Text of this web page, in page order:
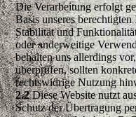
Die Verarbeitung erfolgt
Basis unseres berechtigten
Stabilität und
oder anderweitige
behalten uns allerdings
überprüfen, sollten
rechtswidrige Nutzung
2.2Diese Website nutzt
Schutz der Übertragung